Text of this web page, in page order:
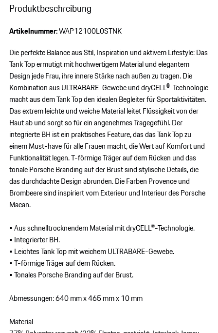
Produktbeschreibung
Artikelnummer:WAP12100L0STNK
Die perfekte Balance aus Stil, Inspiration und aktivem Lifestyle: Das
Tank Top ermutigt mit hochwertigem Material und elegantem
Design jede Frau, ihre innere Stärke nach außen zu tragen. Die
Kombination aus ULTRABARE-Gewebe und dryCELL®-Technologie
macht aus dem Tank Top den idealen Begleiter für Sportaktivitäten.
Das extrem leichte und weiche Material leitet Flüssigkeit von der
Haut ab und sorgt so für ein angenehmes Tragegefühl. Der
integrierte BH ist ein praktisches Feature, das das Tank Top zu
einem Must-have für alle Frauen macht, die Wert auf Komfort und
Funktionalität legen. T-förmige Träger auf dem Rücken und das
tonale Porsche Branding auf der Brust sind stylische Details, die
das durchdachte Design abrunden. Die Farben Provence und
Brombeere sind inspiriert vom Exterieur und Interieur des Porsche
Macan.
• Aus schnelltrocknendem Material mit dryCELL®-Technologie.
• Integrierter BH.
• Leichtes Tank Top mit weichem ULTRABARE-Gewebe.
• T-förmige Träger auf dem Rücken.
• Tonales Porsche Branding auf der Brust.
Abmessungen: 640 mm x 465 mm x 10 mm
Material